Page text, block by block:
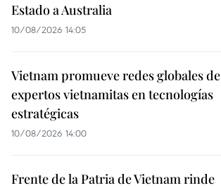
Estado a Australia
10/08/2026 14:05
Vietnam promueve redes globales de
expertos vietnamitas en tecnologías
estratégicas
10/08/2026 14:00
Frente de la Patria de Vietnam rinde